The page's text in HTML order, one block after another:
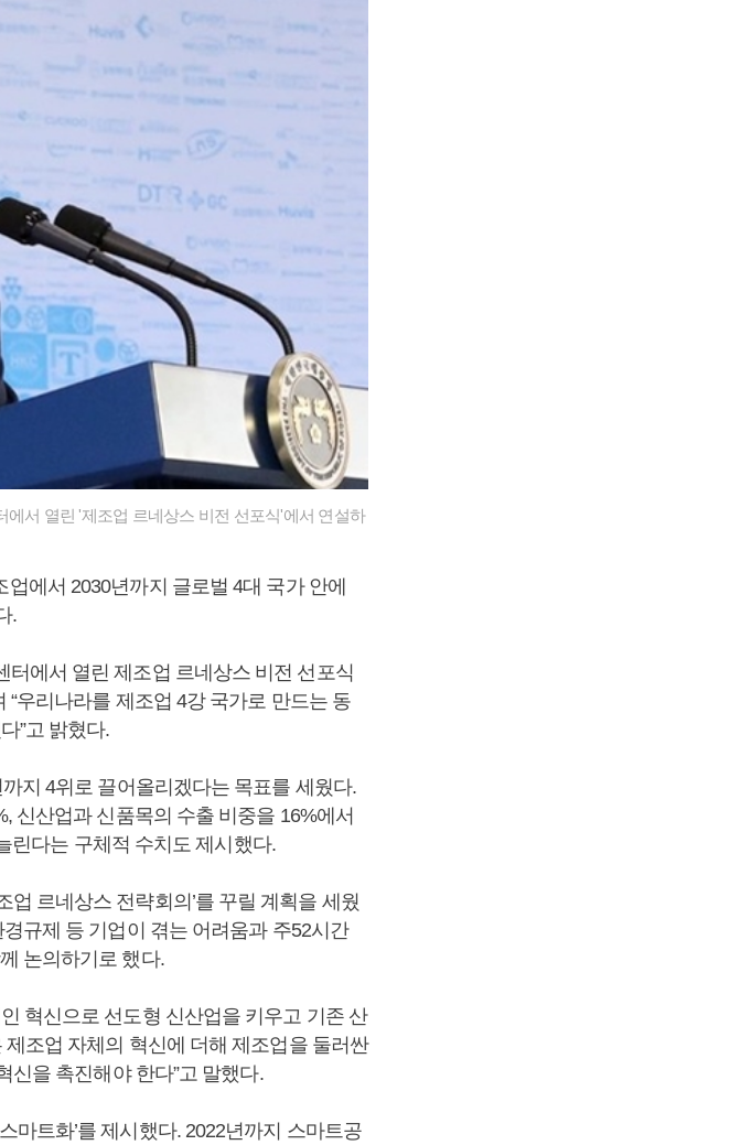
서 열린 '제조업 르네상스 비전 선포식'에서 연설하
에서 2030년까지 글로벌 4대 국가 안에
.
에서 열린 제조업 르네상스 비전 선포식
“우리나라를 제조업 4강 국가로 만드는 동
”고 밝혔다.
지 4위로 끌어올리겠다는 목표를 세웠다.
신산업과 신품목의 수출 비중을 16%에서
린다는 구체적 수치도 제시했다.
업 르네상스 전략회의’를 꾸릴 계획을 세웠
규제 등 기업이 겪는 어려움과 주52시간
논의하기로 했다.
혁신으로 선도형 신산업을 키우고 기존 산
조업 자체의 혁신에 더해 제조업을 둘러싼
신을 촉진해야 한다”고 말했다.
마트화’를 제시했다. 2022년까지 스마트공